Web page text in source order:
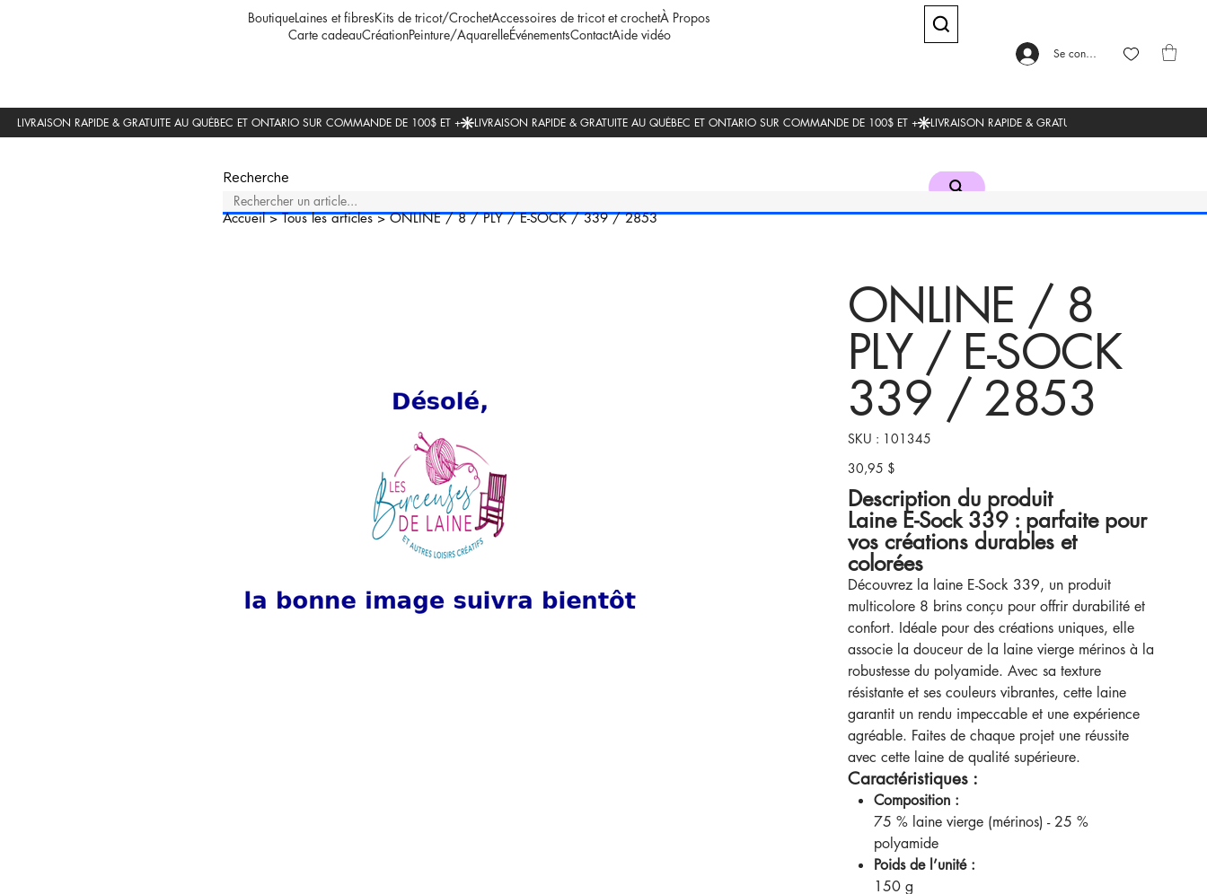
BoutiqueLaines et fibresKits de tricot/CrochetAccessoires de tricot et crochetÀ Propos
Carte cadeauCréationPeinture/AquarelleÉvénementsContactAide vidéo
Se connecter
Recherche
Accueil>Tous les articles>ONLINE / 8 / PLY / E-SOCK / 339 / 2853
ONLINE / 8
PLY / E-SOCK
339 / 2853
SKU :
SKU
101345
101345
Prix
30,95 $
Description du produit
Laine E-Sock 339 : parfaite pour
vos créations durables et
colorées
Découvrez la laine E-Sock 339, un produit
multicolore 8 brins conçu pour offrir durabilité et
confort. Idéale pour des créations uniques, elle
associe la douceur de la laine vierge mérinos à la
robustesse du polyamide. Avec sa texture
résistante et ses couleurs vibrantes, cette laine
garantit un rendu impeccable et une expérience
agréable. Faites de chaque projet une réussite
avec cette laine de qualité supérieure.
Caractéristiques :
Composition :
75 % laine vierge (mérinos) - 25 %
polyamide
Poids de l’unité :
150 g